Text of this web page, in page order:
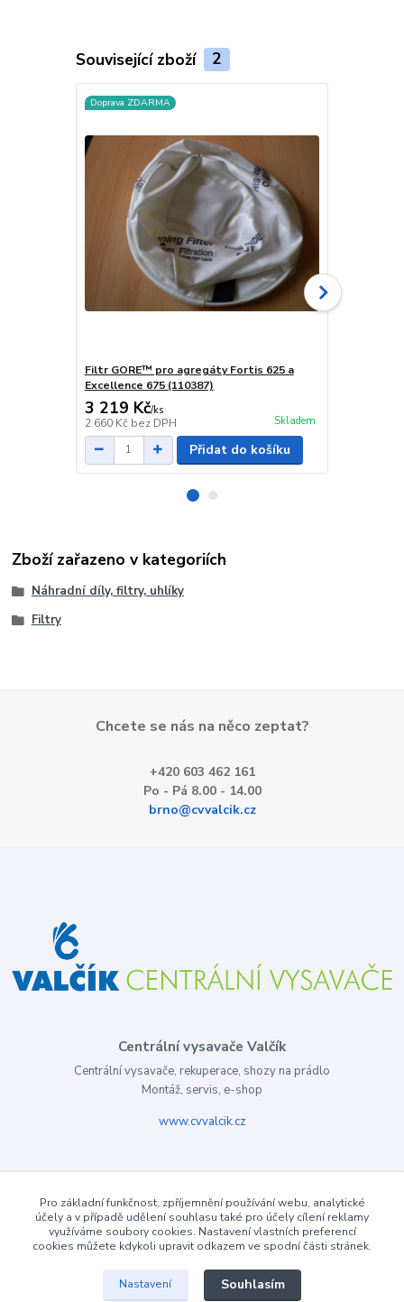
Související zboží 2
Doprava ZDARMA
Filtr GORE™ pro agregáty Fortis 625 a
Excellence 675 (110387)
3 219 Kč/ks
2 660 Kč bez DPH Skladem
Přidat do košíku
Zboží zařazeno v kategoriích
Náhradní díly, filtry, uhlíky
Filtry
Chcete se nás na něco zeptat?
+420 603 462 161
Po - Pá 8.00 - 14.00
brno@cvvalcik.cz
Centrální vysavače Valčík
Centrální vysavače, rekuperace, shozy na prádlo
Montáž, servis, e-shop
www.cvvalcik.cz
Pro základní funkčnost, zpříjemnění používání webu, analytické
účely a v případě udělení souhlasu také pro účely cílení reklamy
využíváme soubory cookies. Nastavení vlastních preferencí
cookies můžete kdykoli upravit odkazem ve spodní části stránek.
Nastavení Souhlasím